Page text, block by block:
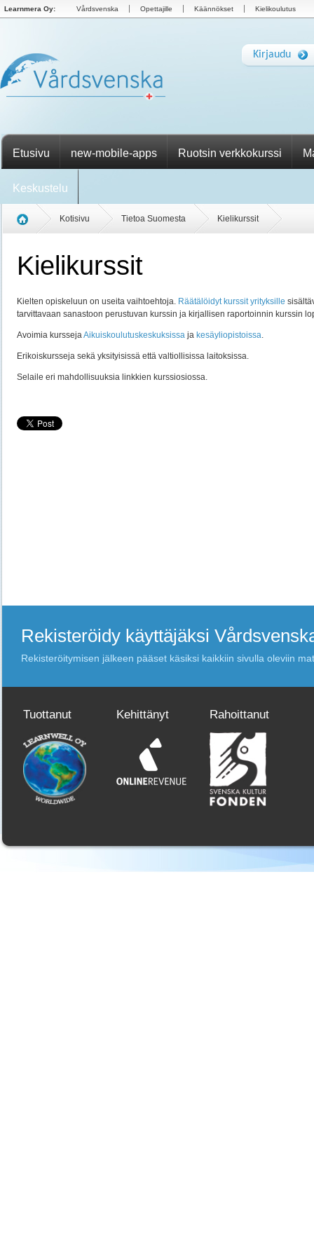
Learnmera Oy: Vårdsvenska Opettajille Käännökset Kielikoulutus
Kirjaudu
Etusivu new-mobile-apps Ruotsin verkkokurssi
Keskustelu
Kotisivu Tietoa Suomesta Kielikurssit
Kielikurssit
Kielten opiskeluun on useita vaihtoehtoja. Räätälöidyt kurssit yrityksille
tarvittavaan sanastoon perustuvan kurssin ja kirjallisen raportoinnin kurssin
Avoimia kurssejaAikuiskoulutuskeskuksissa ja kesäyliopistoissa.
Erikoiskursseja sekä yksityisissä että valtiollisissa laitoksissa.
Selaile eri mahdollisuuksia linkkien kurssiosiossa.
Rekisteröidy käyttäjäksi
Rekisteröitymisen jälkeen pääset käsiksi kaikkiin sivulla oleviin
Tuottanut Kehittänyt Rahoittanut